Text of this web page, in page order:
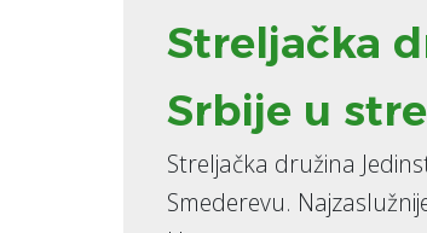
Streljačka
Srbije u
Streljačka družina
Smederevu.